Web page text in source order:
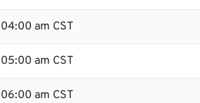
04:00 am CST
05:00 am CST
06:00 am CST